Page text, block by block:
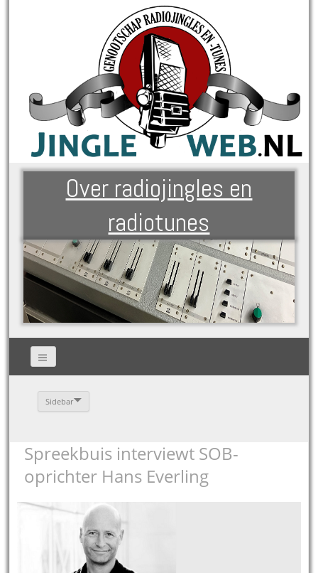
Over radiojingles en
radiotunes
Sidebar
Spreekbuis interviewt SOB-
oprichter Hans Everling